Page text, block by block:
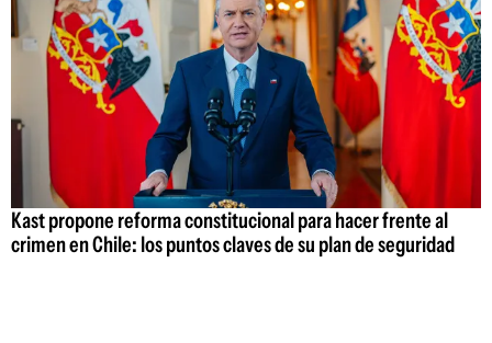
Kast propone reforma constitucional para hacer frente al
crimen en Chile: los puntos claves de su plan de seguridad